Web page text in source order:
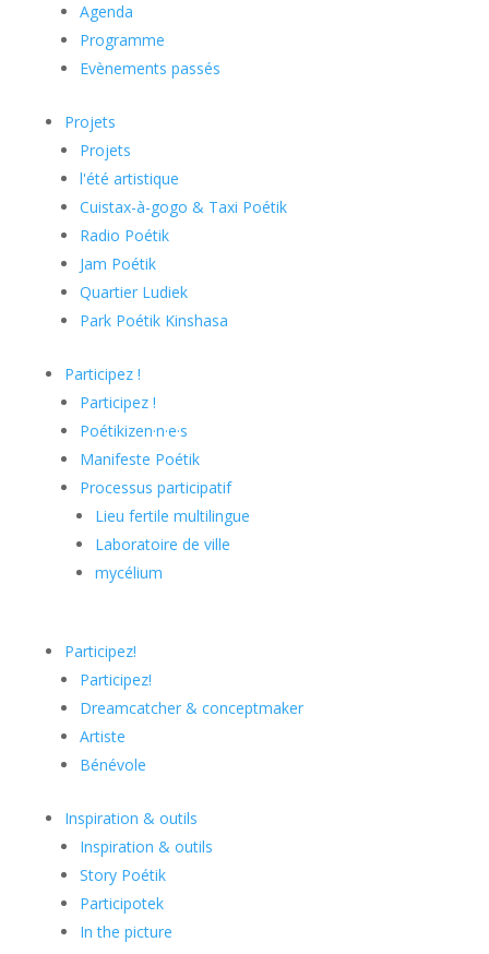
Agenda
Programme
Evènements passés
Projets
Projets
l'été artistique
Cuistax-à-gogo & Taxi Poétik
Radio Poétik
Jam Poétik
Quartier Ludiek
Park Poétik Kinshasa
Participez !
Participez !
Poétikizen·n·e·s
Manifeste Poétik
Processus participatif
Lieu fertile multilingue
Laboratoire de ville
mycélium
Participez!
Participez!
Dreamcatcher & conceptmaker
Artiste
Bénévole
Inspiration & outils
Inspiration & outils
Story Poétik
Participotek
In the picture